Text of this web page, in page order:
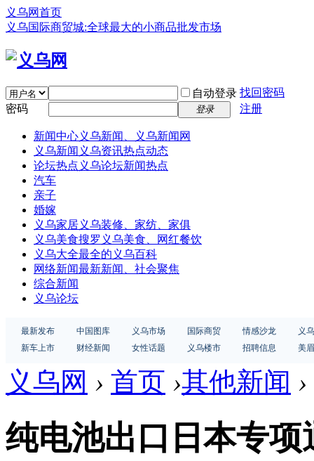
义乌网首页
义乌国际商贸城:全球最大的小商品批发市场
自动登录 找回密码
密码
登录 注册
新闻中心义乌新闻、义乌新闻网
义乌新闻 义乌资讯热点动态
论坛热点 义乌论坛新闻热点
汽车
亲子
婚嫁
义乌家居义乌装修、家纺、家俱
义乌美食搜罗义乌美食、网红餐饮
义乌大全最全的义乌百科
网络新闻最新新闻、社会聚焦
综合新闻
义乌论坛
最新发布 中国图库 义乌市场 国际商贸 情感沙龙
义
新车上市
财经新闻 女性话题 义乌楼市 招聘信息 美
义乌网 › 首页 ›其他新闻 ›
纯电池出口日本专